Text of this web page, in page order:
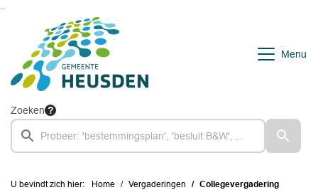
Ga naar de inhoud van deze pagina
Ga naar het zoeken
Ga naar het menu
Menu
Zoeken
U bevindt zich hier: Home Vergaderingen Collegevergadering